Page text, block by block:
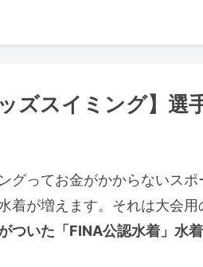
ッズスイミング】
グってお金がかからないス
着が増えます。それは大会用
ついた「FINA公認水着」水